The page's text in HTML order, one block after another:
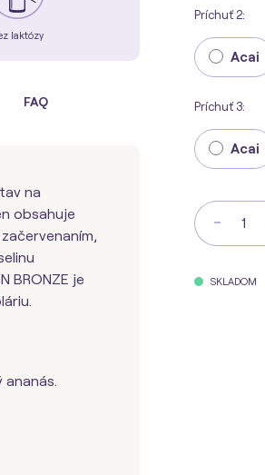
Príchuť 2:
Acai
Príchuť 3:
Acai
-
SKLADOM
laktózy
FAQ
na
obsahuje
BRONZE je
ananás.